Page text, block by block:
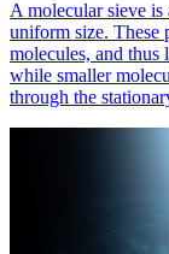
A molecular sieve
uniform size. These
molecules, and thus
while smaller
through the